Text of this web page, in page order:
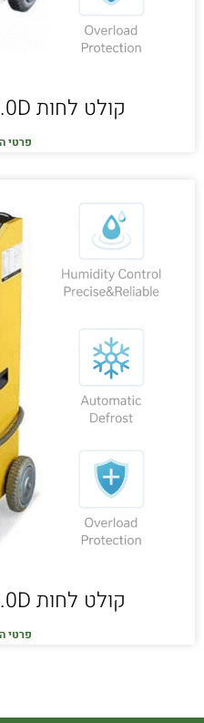
קולט לחות Parkoo CFT 2.0D
פרטי
קולט לחות Parkoo CFT 5.0D
פרטי